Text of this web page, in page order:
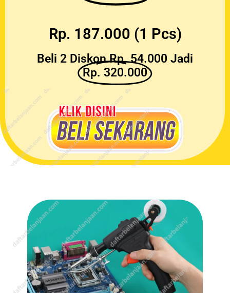
Rp. 187.000 (1 Pcs)
Beli 2 Diskon Rp. 54.000 Jadi
Rp. 320.000